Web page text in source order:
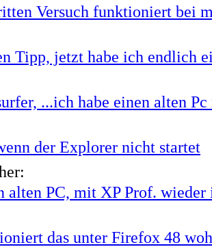
Versuch funktioniert bei
Tipp, jetzt habe ich endlich
...ich habe einen alten Pc
der Explorer nicht startet
alten PC, mit XP Prof. wieder
das unter Firefox 48